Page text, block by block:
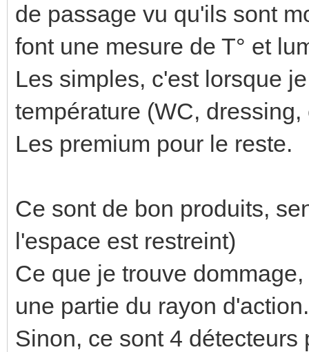
de passage vu qu'ils sont
font une mesure de T° et
Les simples, c'est lorsque
température (WC,
Les premium pour le reste.
Ce sont de bon produits,
l'espace est restreint)
Ce que je trouve
une partie du rayon
Sinon, ce sont 4